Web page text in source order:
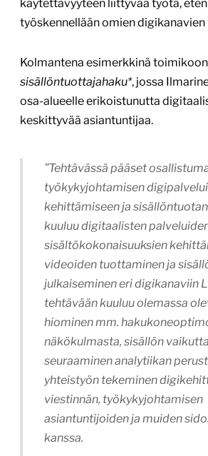
käytettävyyteen liittyvää työtä,
työskennellään omien digikanavien
Kolmantena esimerkkinä toimikoon
sisällöntuottajahaku*, jossa
osa-alueelle erikoistunutta
keskittyvää asiantuntijaa.
”Tehtävässä pääset
työkykyjohtamisen
kehittämiseen ja
kuuluu digitaalisten
sisältökokonaisuuksien
videoiden tuottaminen ja
julkaiseminen eri digikanaviin
tehtävään kuuluu olemassa
hiominen mm.
näkökulmasta, sisällön
seuraaminen analytiikan
yhteistyön tekeminen
viestinnän, työkykyjohtamisen
asiantuntijoiden ja muiden
kanssa.